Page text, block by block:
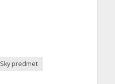
Sky predmet